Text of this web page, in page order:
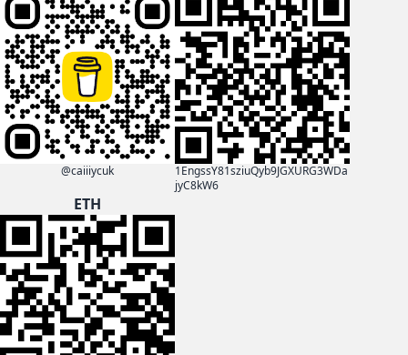
@caiiiycuk
1EngssY81sziuQyb9JGXURG3WDa
jyC8kW6
ETH